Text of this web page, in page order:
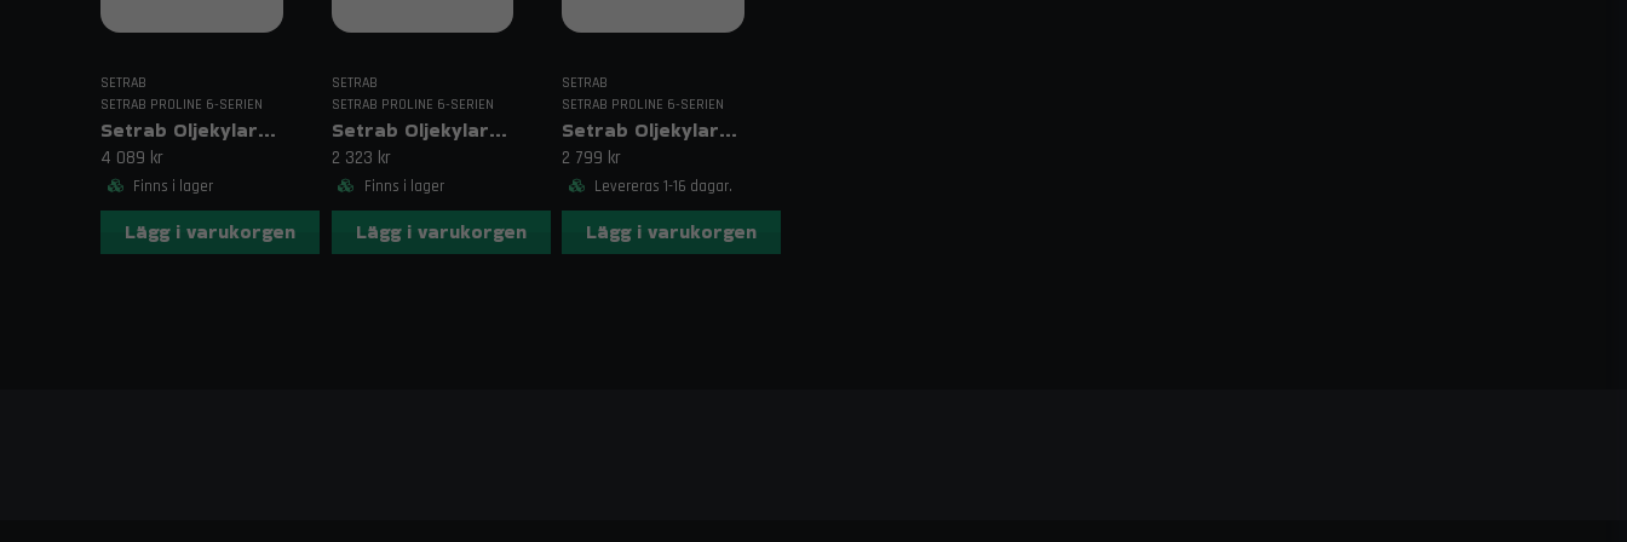
SETRAB
SETRAB PROLINE 6-SERIEN
Setrab Oljekylare 634 – 34 rader
4 089 kr
Finns i lager
Lägg i varukorgen
SETRAB
SETRAB PROLINE 6-SERIEN
Setrab Oljekylare 619 – 19 rader
2 323 kr
Finns i lager
Lägg i varukorgen
SETRAB
SETRAB PROLINE 6-SERIEN
Setrab Oljekylare 625 – 25 rader
2 799 kr
Levereras 1-16 dagar.
Lägg i varukorgen